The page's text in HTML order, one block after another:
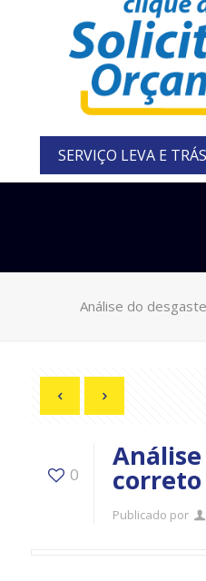
SERVIÇO LEVA E
Análise do
0 correto
Publicado por